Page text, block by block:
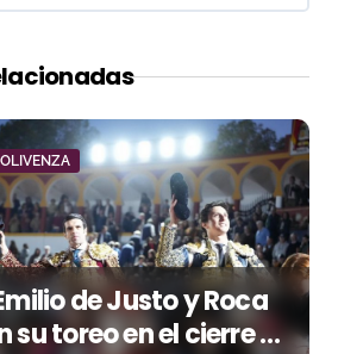
de Justo y Roca
su toreo en el cierre de